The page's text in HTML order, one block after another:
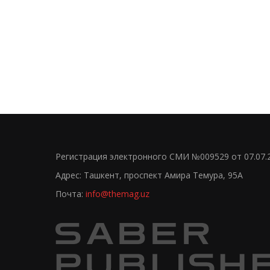
Регистрация электронного СМИ №009529 от
Адрес: Ташкент, проспект Амира Темура, 95А
Почта: info@themag.uz